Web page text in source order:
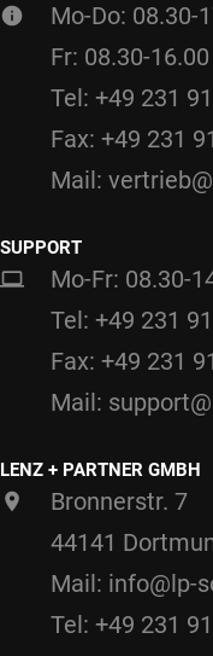
Mo-Do: 08.30-
Fr: 08.30-
Tel: +49 231
Fax: +49 231
Mail:
SUPPORT
Mo-Fr: 08.30-
Tel: +49 231
Fax: +49 231
Mail:
LENZ + PARTNER GMBH
Bronnerstr. 7
44141
Mail: info@lp-
Tel: +49 231